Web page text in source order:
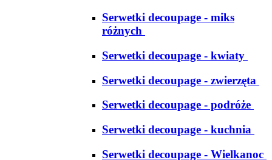
Serwetki decoupage - miks
różnych
Serwetki decoupage - kwiaty
Serwetki decoupage - zwierzęta
Serwetki decoupage - podróże
Serwetki decoupage - kuchnia
Serwetki decoupage - Wielkanoc